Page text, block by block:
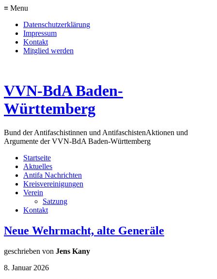
≡ Menu
Datenschutzerklärung
Impressum
Kontakt
Mitglied werden
VVN-BdA Baden-
Württemberg
Bund der Antifaschistinnen und AntifaschistenAktionen und
Argumente der VVN-BdA Baden-Württemberg
Startseite
Aktuelles
Antifa Nachrichten
Kreisvereinigungen
Verein
Satzung
Kontakt
Neue Wehrmacht, alte Generäle
geschrieben von Jens Kany
8. Januar 2026